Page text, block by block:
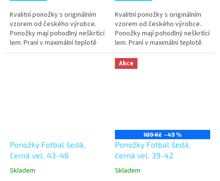
Kvalitní ponožky s originálním
vzorem od českého výrobce.
Ponožky mají pohodlný neškrtící
lem. Praní v maximální teplotě
40°C.
Kvalitní ponožky s originálním
vzorem od českého výrobce.
Ponožky mají pohodlný neškrtící
lem. Praní v maximální teplotě
40°C.
Ponožky Fotbal šedá,
černá vel. 43-46
Skladem
Akce
109 Kč –49 %
Ponožky Fotbal šedá,
černá vel. 39-42
Skladem